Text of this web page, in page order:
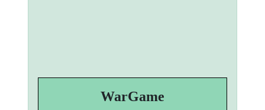
WarGame